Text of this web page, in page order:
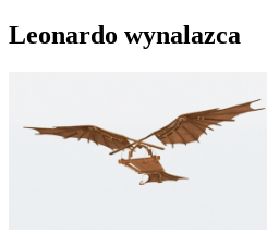
Leonardo wynalazca